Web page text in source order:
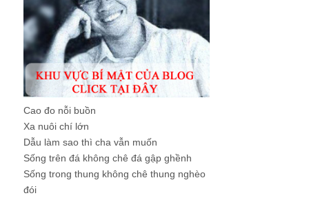
Cao đo nỗi buồn
Xa nuôi chí lớn
Dẫu làm sao thì cha vẫn muốn
Sống trên đá không chê đá gập ghềnh
Sống trong thung không chê thung nghèo
đói